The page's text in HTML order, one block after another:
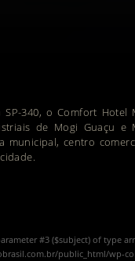
340, o Comfort Hotel
de Mogi Guaçu e
municipal, centro
#3 ($subject) of type
public_html/wp-